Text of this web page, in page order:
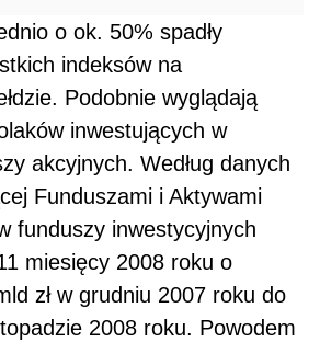
o ok. 50% spadły
indeksów na
Podobnie wyglądają
inwestujących w
akcyjnych. Według danych
Funduszami i Aktywami
funduszy inwestycyjnych
miesięcy 2008 roku o
zł w grudniu 2007 roku do
2008 roku. Powodem